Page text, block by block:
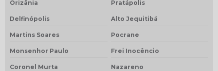
Orizânia Pratápolis
Delfinópolis Alto Jequitibá
Martins Soares Pocrane
Monsenhor Paulo Frei Inocêncio
Coronel Murta Nazareno